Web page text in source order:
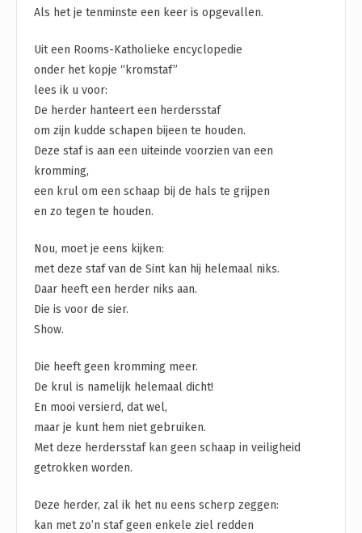
Als het je tenminste een keer is opgevallen.
Uit een Rooms-Katholieke encyclopedie
onder het kopje “kromstaf”
lees ik u voor:
De herder hanteert een herdersstaf
om zijn kudde schapen bijeen te houden.
Deze staf is aan een uiteinde voorzien van een
kromming,
een krul om een schaap bij de hals te grijpen
en zo tegen te houden.
Nou, moet je eens kijken:
met deze staf van de Sint kan hij helemaal niks.
Daar heeft een herder niks aan.
Die is voor de sier.
Show.
Die heeft geen kromming meer.
De krul is namelijk helemaal dicht!
En mooi versierd, dat wel,
maar je kunt hem niet gebruiken.
Met deze herdersstaf kan geen schaap in veiligheid
getrokken worden.
Deze herder, zal ik het nu eens scherp zeggen:
kan met zo’n staf geen enkele ziel redden